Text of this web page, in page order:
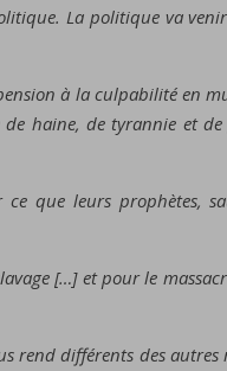
La politique va
à la culpabilité en
haine, de tyrannie et
que leurs prophètes,
[…] et pour le
rend différents des autres